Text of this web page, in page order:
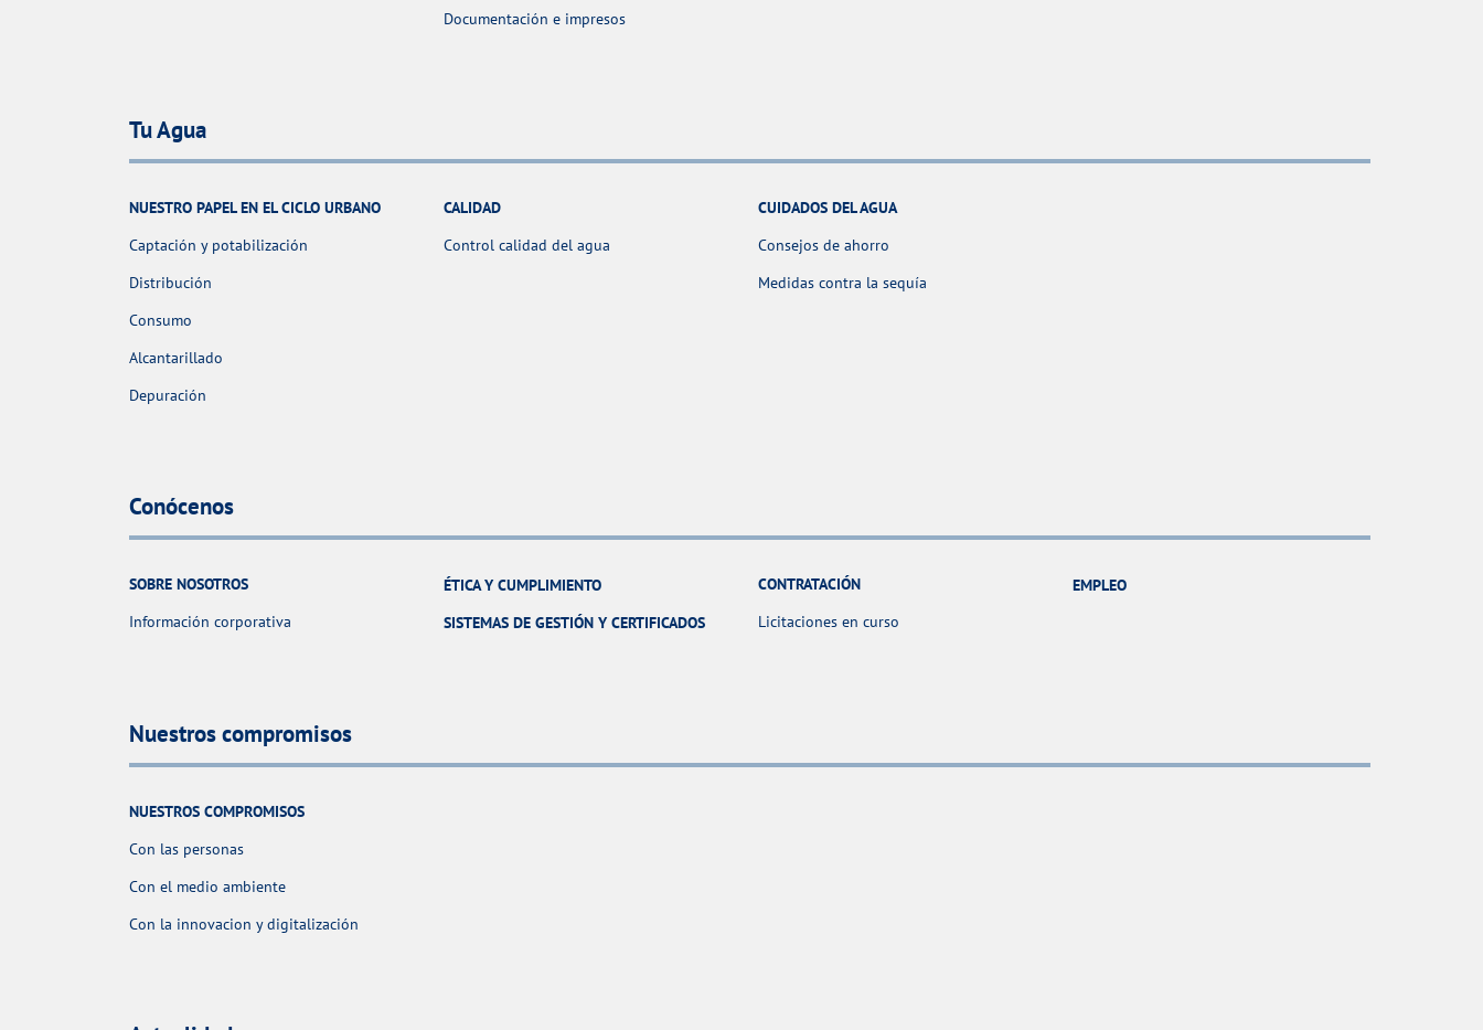
Documentación e impresos
Tu Agua
NUESTRO PAPEL EN EL CICLO URBANO
Captación y potabilización
Distribución
Consumo
Alcantarillado
Depuración
CALIDAD
Control calidad del agua
CUIDADOS DEL AGUA
Consejos de ahorro
Medidas contra la sequía
Conócenos
SOBRE NOSOTROS
Información corporativa
ÉTICA Y CUMPLIMIENTO
SISTEMAS DE GESTIÓN Y CERTIFICADOS
CONTRATACIÓN
Licitaciones en curso
EMPLEO
Nuestros compromisos
NUESTROS COMPROMISOS
Con las personas
Con el medio ambiente
Con la innovacion y digitalización